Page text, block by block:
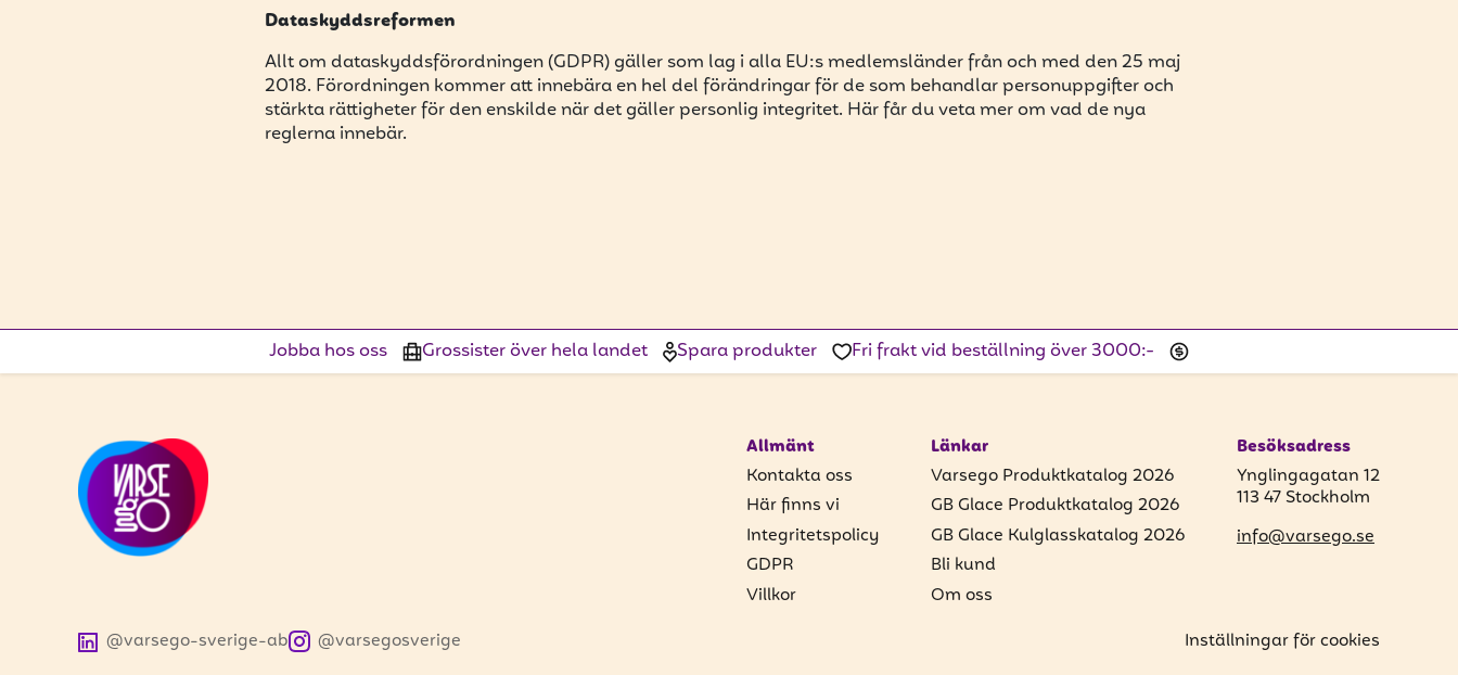
Dataskyddsreformen
Allt om dataskyddsförordningen (GDPR) gäller som lag i alla EU:s medlemsländer från och med den 25 maj
2018. Förordningen kommer att innebära en hel del förändringar för de som behandlar personuppgifter och
stärkta rättigheter för den enskilde när det gäller personlig integritet. Här får du veta mer om vad de nya
reglerna innebär.
Jobba hos oss Grossister över hela landet Spara produkter Fri frakt vid beställning över 3000:-
@varsego-sverige-ab @varsegosverige
Allmänt
Kontakta oss
Här finns vi
Integritetspolicy
GDPR
Villkor
Länkar
Varsego Produktkatalog 2026
GB Glace Produktkatalog 2026
GB Glace Kulglasskatalog 2026
Bli kund
Om oss
Besöksadress
Ynglingagatan 12
113 47 Stockholm
info@varsego.se
Inställningar för cookies